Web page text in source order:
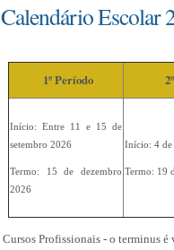
Calendário Escolar
1º Período
Início: Entre 11 e 15 de
setembro 2026
Termo: 15 de dezembro
2026
Início: 4 de
Termo: 19
Cursos Profissionais - o terminus